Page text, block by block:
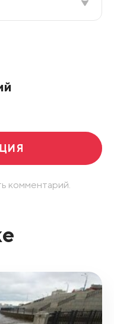
комментарий.